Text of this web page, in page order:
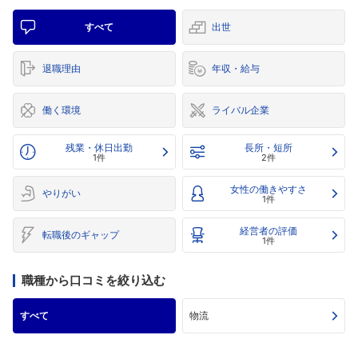
すべて 出世
退職理由 年収・給与
働く環境 ライバル企業
残業・休日出勤
1件
長所・短所
2件
やりがい 女性の働きやすさ
1件
転職後のギャップ 経営者の評価
1件
職種から口コミを絞り込む
すべて 物流